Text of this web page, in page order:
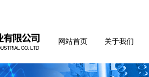
网站首页 关于我们